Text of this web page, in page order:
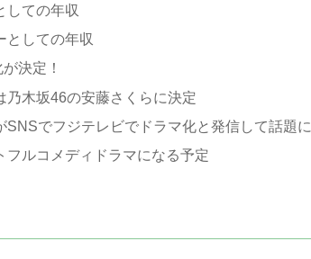
しての年収
としての年収
決定！
乃木坂46の安藤さくらに決定
でフジテレビでドラマ化と発信して話題に
フルコメディドラマになる予定